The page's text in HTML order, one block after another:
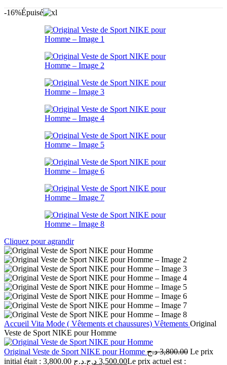
-16%Épuisé
Cliquez pour agrandir
Accueil Vita Mode ( Vêtements et chaussures) Vêtements Original
Veste de Sport NIKE pour Homme
Original Veste de Sport NIKE pour Homme 3,800.00 د.ج
Le prix
initial était : 3,800.00 د.ج.
3,500.00 د.ج
Le prix actuel est :